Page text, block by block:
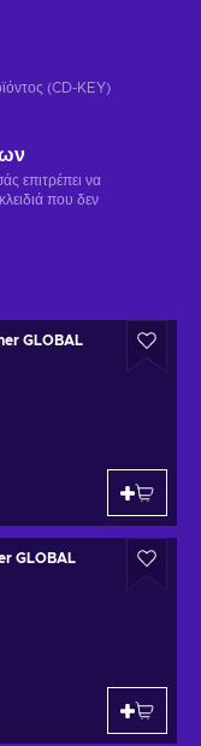
(CD-KEY)
επιτρέπει να
που δεν
GLOBAL
GLOBAL